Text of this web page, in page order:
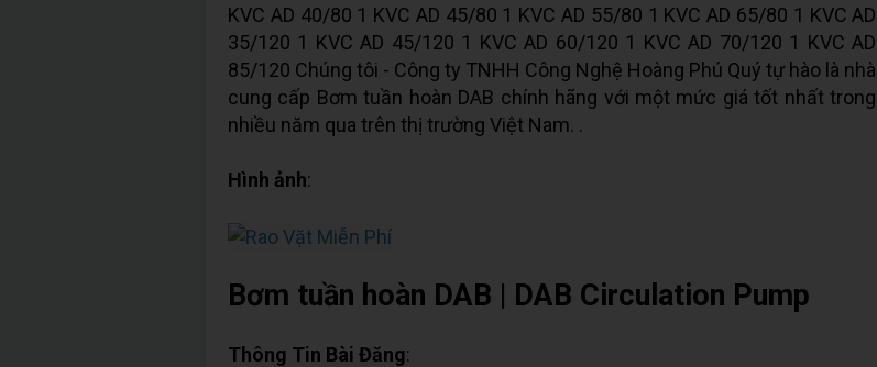
KVC AD 40/80 1 KVC AD 45/80 1 KVC AD 55/80 1 KVC AD 65/80 1 KVC AD
35/120 1 KVC AD 45/120 1 KVC AD 60/120 1 KVC AD 70/120 1 KVC AD
85/120 Chúng tôi - Công ty TNHH Công Nghệ Hoàng Phú Quý tự hào là nhà
cung cấp Bơm tuần hoàn DAB chính hãng với một mức giá tốt nhất trong
nhiều năm qua trên thị trường Việt Nam. .
Hình ảnh:
Bơm tuần hoàn DAB | DAB Circulation Pump
Thông Tin Bài Đăng: